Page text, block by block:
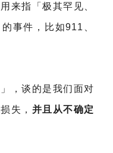
来指「极其罕见、
事件，比如911、
，谈的是我们面对
失， 并且从不确定